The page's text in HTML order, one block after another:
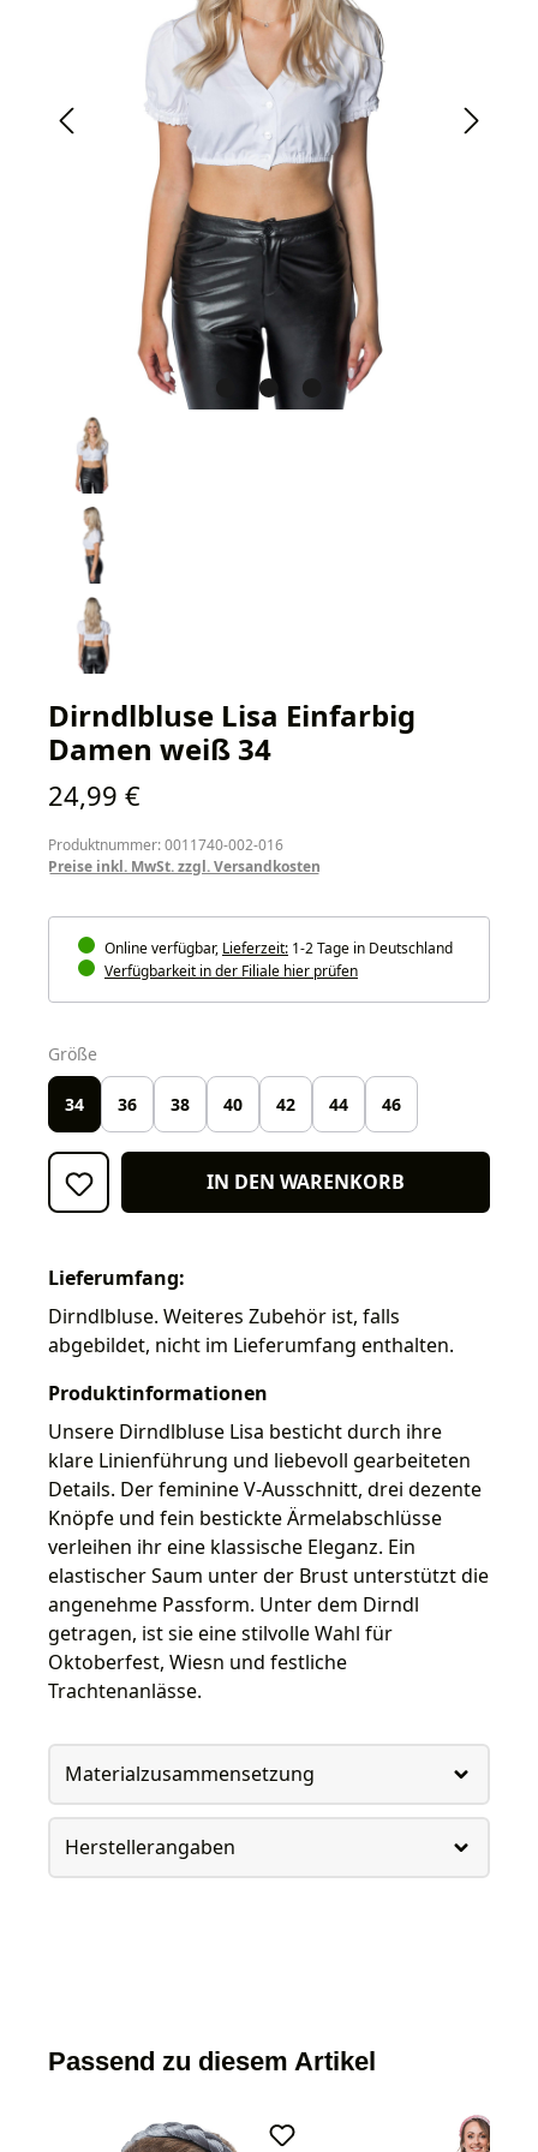
Dirndlbluse Lisa Einfarbig
Damen weiß 34
Regulärer Preis:
24,99 €
Produktnummer: 0011740-002-016
Preise inkl. MwSt. zzgl. Versandkosten
Online verfügbar, Lieferzeit: 1-2 Tage in Deutschland
Verfügbarkeit in der Filiale hier prüfen
Größe
34 36 38 40 42 44 46
IN DEN WARENKORB
Lieferumfang:
Dirndlbluse. Weiteres Zubehör ist, falls
abgebildet, nicht im Lieferumfang enthalten.
Produktinformationen
Unsere Dirndlbluse Lisa besticht durch ihre
klare Linienführung und liebevoll gearbeiteten
Details. Der feminine V-Ausschnitt, drei dezente
Knöpfe und fein bestickte Ärmelabschlüsse
verleihen ihr eine klassische Eleganz. Ein
elastischer Saum unter der Brust unterstützt die
angenehme Passform. Unter dem Dirndl
getragen, ist sie eine stilvolle Wahl für
Oktoberfest, Wiesn und festliche
Trachtenanlässe.
Materialzusammensetzung
Herstellerangaben
Passend zu diesem Artikel